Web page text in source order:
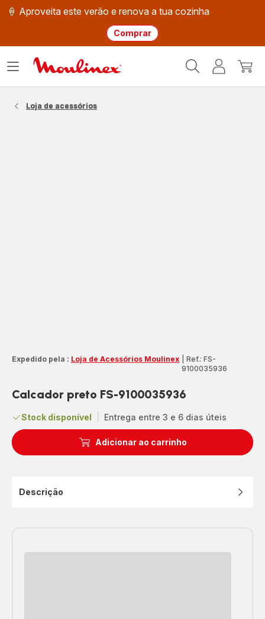
🍦 Aproveita este verão e renova a tua cozinha
Comprar
Moulinex
O
Abrir
Loja de acessórios
Expedido pela : Loja de Acessórios Moulinex
Ref.: FS-
9100035936
Calcador preto FS-9100035936
Stock disponível Entrega entre 3 e 6 dias úteis
Adicionar ao carrinho
Descrição